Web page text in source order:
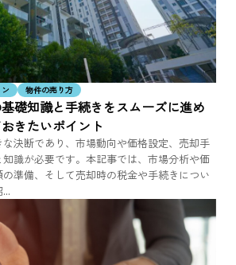
物件の売り方
礎知識と手続きをスムーズに進め
きたいポイント
決断であり、市場動向や価格設定、売却手
識が必要です。本記事では、市場分析や価
準備、そして売却時の税金や手続きについ